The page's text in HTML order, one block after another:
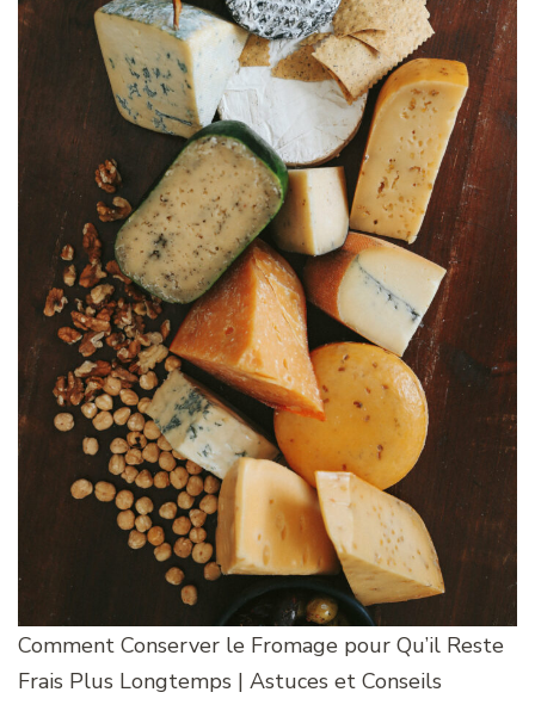
Comment Conserver le Fromage pour Qu’il Reste
Frais Plus Longtemps | Astuces et Conseils